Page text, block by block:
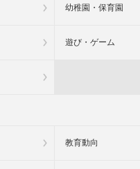
幼稚園・保育園
遊び・ゲーム
教育動向